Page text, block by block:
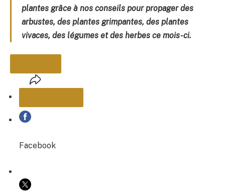
plantes grâce à nos conseils pour propager des
arbustes, des plantes grimpantes, des plantes
vivaces, des légumes et des herbes ce mois-ci.
PARTAGER
COPIER LE LIEN
Facebook